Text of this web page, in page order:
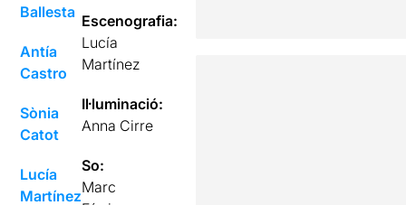
Ballesta
Antía
Castro
Sònia
Catot
Lucía
Martínez
Escenografia:
Lucía
Martínez
Il·luminació:
Anna Cirre
So:
Marc